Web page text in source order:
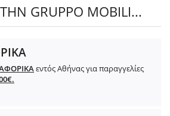
GRUPPO MOBILI...
εντός Αθήνας για παραγγελίες